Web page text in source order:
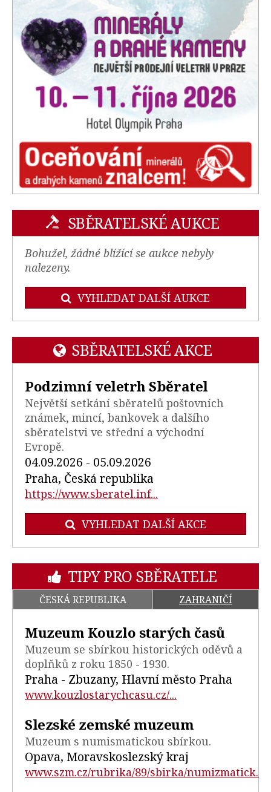
SBĚRATELSKÉ AUKCE
Bohužel, žádné blížící se aukce nebyly
nalezeny.
VYHLEDAT DALŠÍ AUKCE
SBĚRATELSKÉ AKCE
Podzimní veletrh Sběratel
Největší setkání sběratelů poštovních
známek, mincí, bankovek a dalšího
sběratelstvi ve střední a východní
Evropě.
04.09.2026 - 05.09.2026
Praha, Česká republika
https://www.sberatel.inf...
VYHLEDAT DALŠÍ AKCE
TIPY PRO SBĚRATELE
ČESKÁ REPUBLIKA ZAHRANIČÍ
Muzeum Kouzlo starých časů
Muzeum se sbírkou historických oděvů a
doplňků z roku 1850 - 1930.
Praha - Zbuzany, Hlavní město Praha
www.kouzlostarychcasu.cz/...
Slezské zemské muzeum
Muzeum s numismatickou sbírkou.
Opava, Moravskoslezský kraj
www.szm.cz/rubrika/89/sbirka/numizmatick...